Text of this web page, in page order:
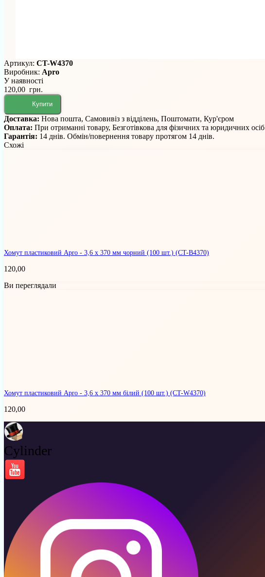
Артикул: CT-W4370
Виробник: Apro
У наявності
120,00 грн.
Купити
Доставка: Нова пошта, Самовивіз з відділень, Поштомати, Кур'єром
Оплата: При отриманні товару, Безготівкова для фізичних та юридичних осіб
Гарантія: 14 днів. Обмін/повернення товару протягом 14 днів.
Схожі
Хомут пластиковий Apro - 3,6 х 370 мм чорний (100 шт.) (CT-B4370)
120,00
Ви переглядали
Хомут пластиковий Apro - 3,6 х 370 мм білий (100 шт.) (CT-W4370)
120,00
Cylinder